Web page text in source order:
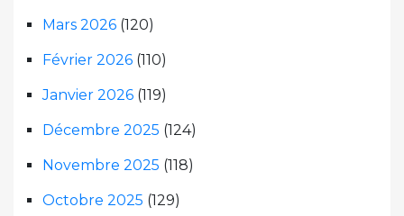
Mars 2026 (120)
Février 2026 (110)
Janvier 2026 (119)
Décembre 2025 (124)
Novembre 2025 (118)
Octobre 2025 (129)